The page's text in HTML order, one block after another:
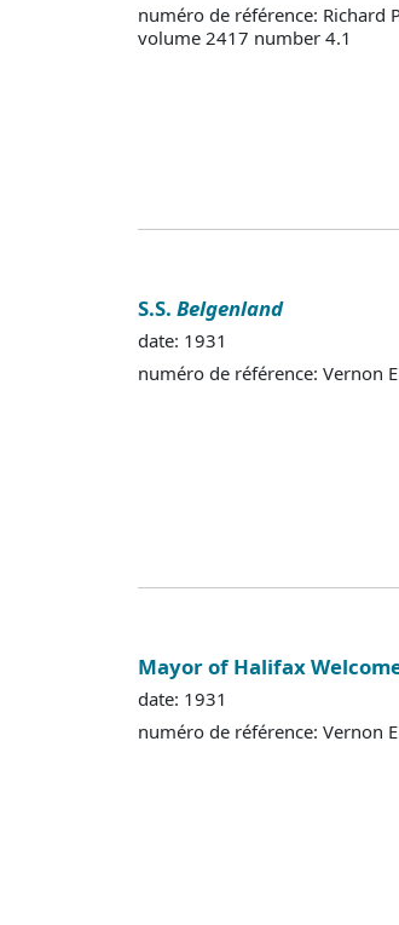
numéro de référence: Richard
volume 2417 number 4.1
S.S. Belgenland
date: 1931
numéro de référence: Vernon
Mayor of Halifax
date: 1931
numéro de référence: Vernon